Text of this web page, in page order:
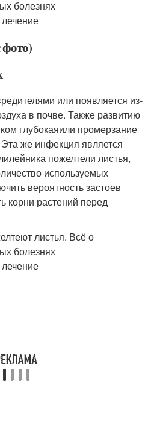
фото)
или появляется из-
в почве. Также развитию
глубокаяили промерзание
же инфекция является
пожелтели листья,
используемых
вероятность застоев
корни растений перед